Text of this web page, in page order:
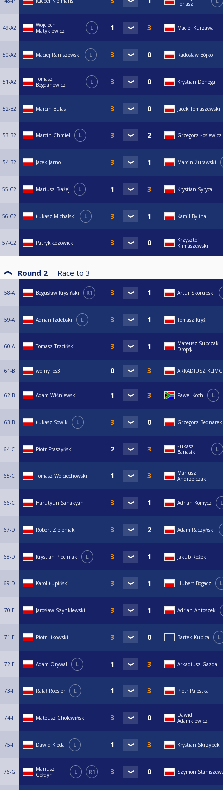
Forjasz
49-A2
Wojciech
Matykiewicz
L Maciej Kurzawa
50-A2 Maciej Raniszewski L Radosław Bójko
51-A2
Tomasz
Bogdanowicz
L Krystian Denega
52-B2 Marcin Bulas Jacek Tomaszewski
53-B2 Marcin Chmiel L Grzegorz Łosiewicz
54-B2 Jacek Jarno Marcin Żurawski
55-C2 Mariusz Błażej L Krystian Syryca
56-C2 Łukasz Michalski L Kamil Bylina
57-C2 Patryk Łozowicki
Krzysztof
Klimaszewski
Round 2 Race to 3
58-A Bogusław Krysiński R1 Artur Skorupski
59-A Adrian Izdebski L Tomasz Kryś
60-A Tomasz Trzciński
Mateusz Subczak
Drop$
61-B wolny los3 ARKADIUSZ
62-B Adam Wiśniewski Pawel Koch L
63-B Łukasz Sowik L Grzegorz Bednarek
64-C Piotr Ptaszyński
Łukasz
Banasik
L
65-C Tomasz Wojciechowski
Mariusz
Andrzejczak
66-C Harutyun Sahakyan Adrian Komycz L
67-D Robert Zieleniak Adam Raczyński
68-D Krystian Plociniak L Jakub Rożek
69-D Karol Łupiński Hubert Bogacz L
70-E Jarosław Szynklewski Adrian Antoszek
71-E Piotr Likowski Bartek Kubica L
72-E Adam Orywal L Arkadiusz Gazda
73-F Rafał Roesler L Piotr Pajestka
74-F Mateusz Cholewiński
Dawid
Adamkiewicz
75-F Dawid Kieda L Krystian Skrzypek
76-G
Mariusz
Gołdyn
L R1 Szymon